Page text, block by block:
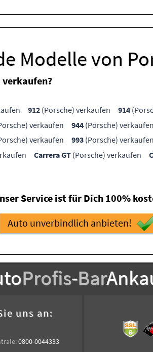
Modelle von
verkaufen?
912 (Porsche) verkaufen 914
verkaufen 944 (Porsche) verkaufen
verkaufen 993 (Porsche) verkaufen
Carrera GT (Porsche) verkaufen
Service ist für Dich 100%
Auto unverbindlich anbieten!
Profis-Bar
uns an:
0800-0044333